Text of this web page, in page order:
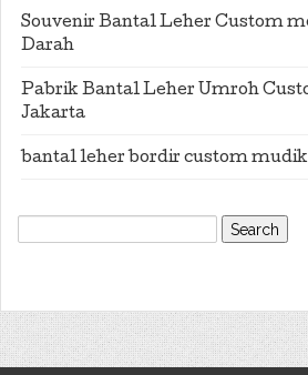
Souvenir Bantal Leher Custom
Darah
Pabrik Bantal Leher Umroh
Jakarta
bantal leher bordir custom
Search
for: